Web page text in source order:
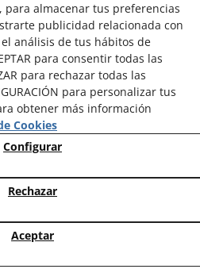
DE USO
DE PRIVACIDAD
DEVOLUCIONES
los derechos reservados.
para almacenar tus preferencias
publicidad relacionada con
análisis de tus hábitos de
para consentir todas las
para rechazar todas las
para personalizar tus
obtener más información
Cookies
Configurar
Rechazar
Aceptar